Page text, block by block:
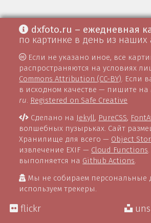
dxfoto.ru – ежедневная
по картинке в день из наших
Если не указано иное, все
распространяются на условиях
Commons Attribution (CC-BY). Если
в исходном качестве — пишите на
ru. Registered on Safe Creative
Сделано на Jekyll, PureCSS,
волшебных пузырьках. Сайт
Хранилище для всего — Object
извлечение EXIF — Cloud Functions
выполняется на Github Actions.
Мы не собираем персональные
используем трекеры.
flickr